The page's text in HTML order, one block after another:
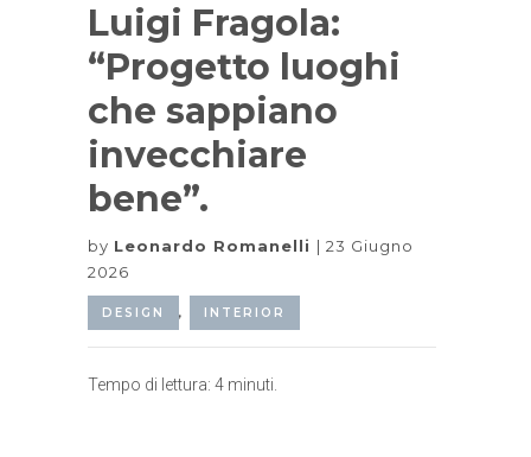
Luigi Fragola:
“Progetto luoghi
che sappiano
invecchiare
bene”.
by Leonardo Romanelli
23 Giugno
2026
DESIGN , INTERIOR
Tempo di lettura: 4 minuti.